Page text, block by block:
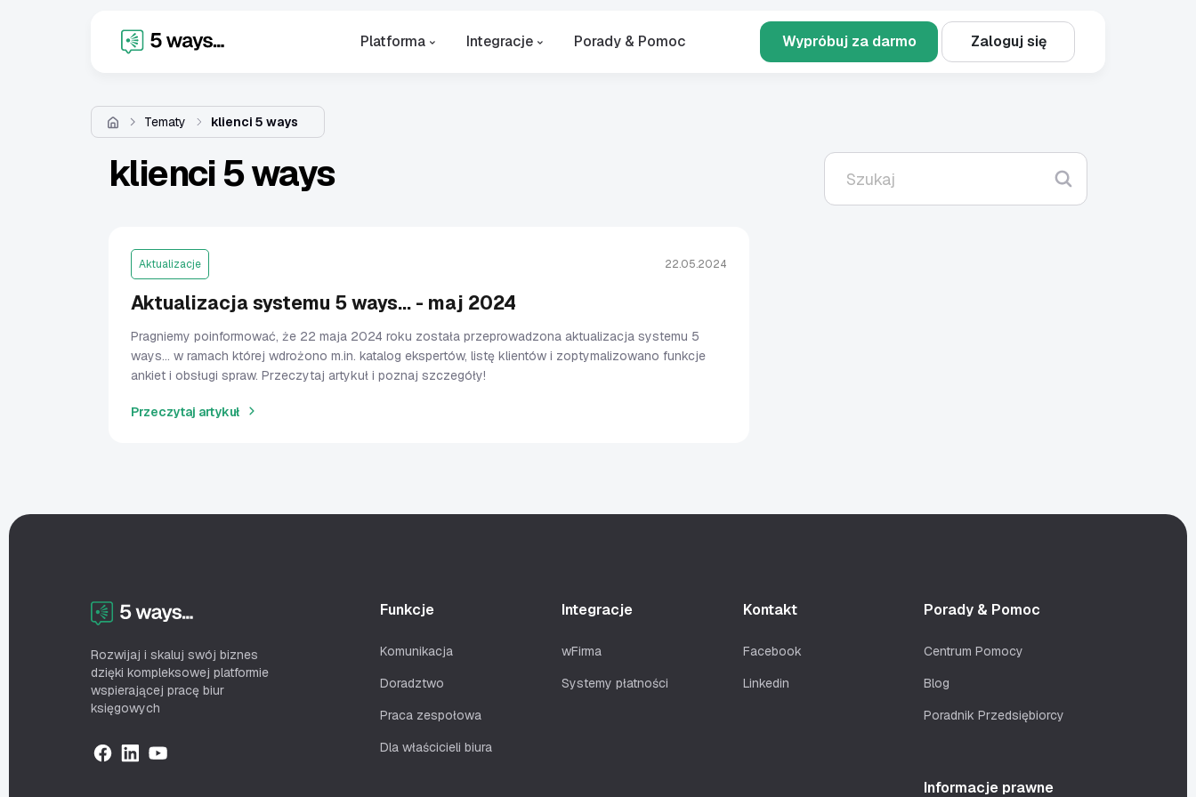
Platforma
Integracje Porady & Pomoc Wypróbuj za darmo Zaloguj się
Tematy klienci 5 ways
klienci 5 ways
Aktualizacje 22.05.2024
Aktualizacja systemu 5 ways... - maj 2024
Pragniemy poinformować, że 22 maja 2024 roku została przeprowadzona aktualizacja systemu 5
ways... w ramach której wdrożono m.in. katalog ekspertów, listę klientów i zoptymalizowano funkcje
ankiet i obsługi spraw. Przeczytaj artykuł i poznaj szczegóły!
Przeczytaj artykuł
Rozwijaj i skaluj swój biznes
dzięki kompleksowej platformie
wspierającej pracę biur
księgowych
Funkcje
Komunikacja
Doradztwo
Praca zespołowa
Dla właścicieli biura
Integracje
wFirma
Systemy płatności
Kontakt
Facebook
Linkedin
Porady & Pomoc
Centrum Pomocy
Blog
Poradnik Przedsiębiorcy
Informacje prawne